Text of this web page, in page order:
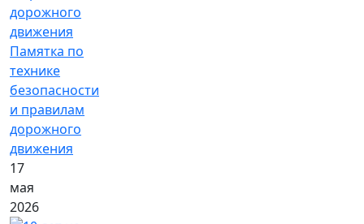
Памятка по
технике
безопасности
и правилам
дорожного
движения
17
мая
2026